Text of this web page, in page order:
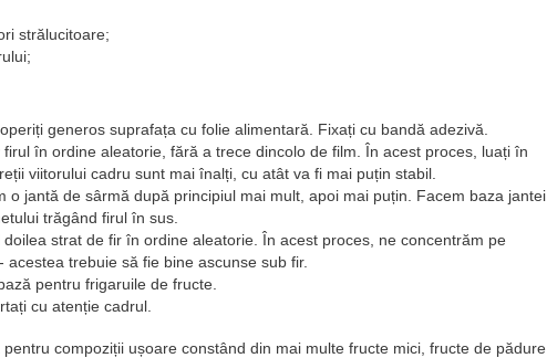
strălucitoare;
generos suprafața cu folie alimentară. Fixați cu bandă adezivă.
în ordine aleatorie, fără a trece dincolo de film. În acest proces, luați în
viitorului cadru sunt mai înalți, cu atât va fi mai puțin stabil.
o jantă de sârmă după principiul mai mult, apoi mai puțin. Facem baza jantei
trăgând firul în sus.
strat de fir în ordine aleatorie. În acest proces, ne concentrăm pe
trebuie să fie bine ascunse sub fir.
pentru frigaruile de fructe.
cu atenție cadrul.
compoziții ușoare constând din mai multe fructe mici, fructe de pădure